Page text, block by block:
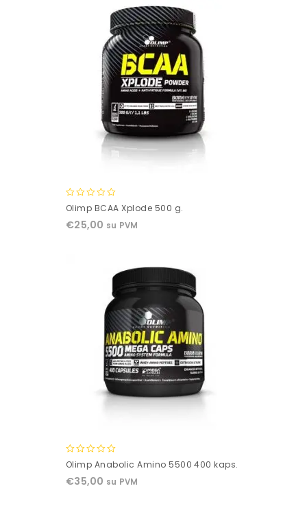
0
of
Olimp BCAA Xplode 500 g.
€25,00 su PVM
0
of
Olimp Anabolic Amino 5500 400 kaps.
€35,00 su PVM